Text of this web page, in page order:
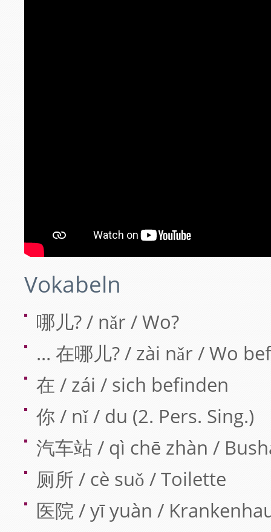
Vokabeln
哪儿? / nǎr / Wo?
… 在哪儿? / zài nǎr / Wo
在 / zái / sich befinden
你 / nǐ / du (2. Pers. Sing.)
汽车站 / qì chē zhàn /
厕所 / cè suǒ / Toilette
医院 / yī yuàn /